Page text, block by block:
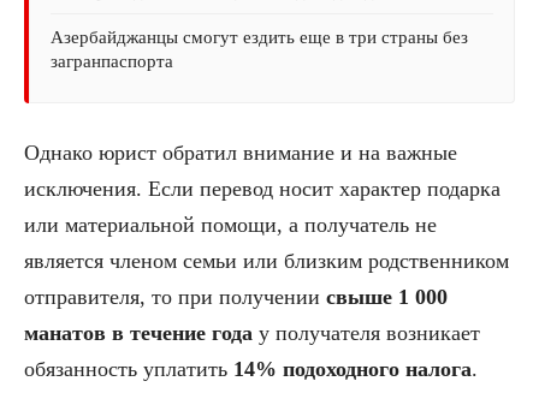
Азербайджанцы смогут ездить еще в три страны без
загранпаспорта
Однако юрист обратил внимание и на важные
исключения. Если перевод носит характер подарка
или материальной помощи, а получатель не
является членом семьи или близким родственником
отправителя, то при получении свыше 1 000
манатов в течение года у получателя возникает
обязанность уплатить 14% подоходного налога.